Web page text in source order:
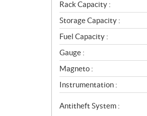
Rack Capacity :
Storage Capacity :
Fuel Capacity :
Gauge :
Magneto :
Instrumentation :
Antitheft System :